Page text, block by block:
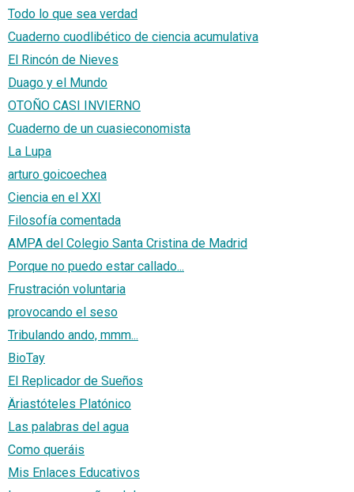
Todo lo que sea verdad
Cuaderno cuodlibético de ciencia acumulativa
El Rincón de Nieves
Duago y el Mundo
OTOÑO CASI INVIERNO
Cuaderno de un cuasieconomista
La Lupa
arturo goicoechea
Ciencia en el XXI
Filosofía comentada
AMPA del Colegio Santa Cristina de Madrid
Porque no puedo estar callado...
Frustración voluntaria
provocando el seso
Tribulando ando, mmm...
BioTay
El Replicador de Sueños
Äriastóteles Platónico
Las palabras del agua
Como queráis
Mis Enlaces Educativos